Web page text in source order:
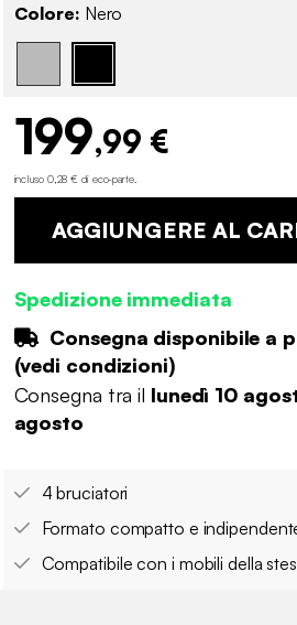
Colore: Nero
199,99 €
incluso 0,28 € di eco-parte.
AGGIUNGERE AL
Spedizione immediata
Consegna disponibile a
(vedi condizioni)
Consegna tra il lunedì 10
agosto
4 bruciatori
Formato compatto e
Compatibile con i mobili della